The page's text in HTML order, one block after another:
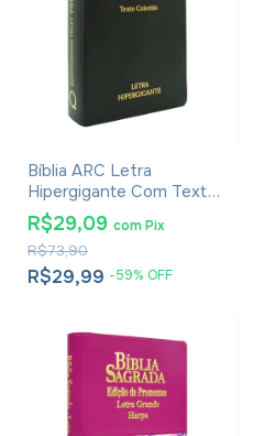
Bíblia ARC Letra
Hipergigante Com Textos
Coloridos, Harpa E
Corinhos - Capa Luxo
Preta
R$29,99 -59% OFF
R$73,90
R$29,09 comPix